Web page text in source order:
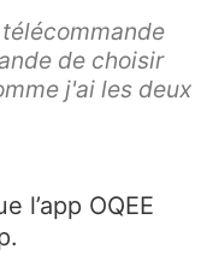
de choisir
j'ai les deux
l’app OQEE